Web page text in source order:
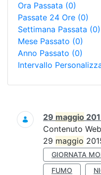
Ora Passata (0)
Passate 24 Ore (0)
Settimana Passata (0)
Mese Passato (0)
Anno Passato (0)
Intervallo
Ricerca
29 maggio
Contenuto Web
29 maggio
GIORNATA
FUMO